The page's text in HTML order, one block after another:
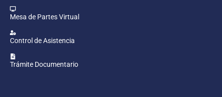
Mesa de Partes Virtual
Control de Asistencia
Trámite Documentario